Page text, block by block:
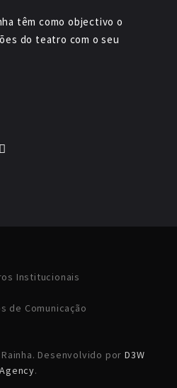
têm como objectivo o
do teatro com o seu
Desenvolvido porD3W
Agency.